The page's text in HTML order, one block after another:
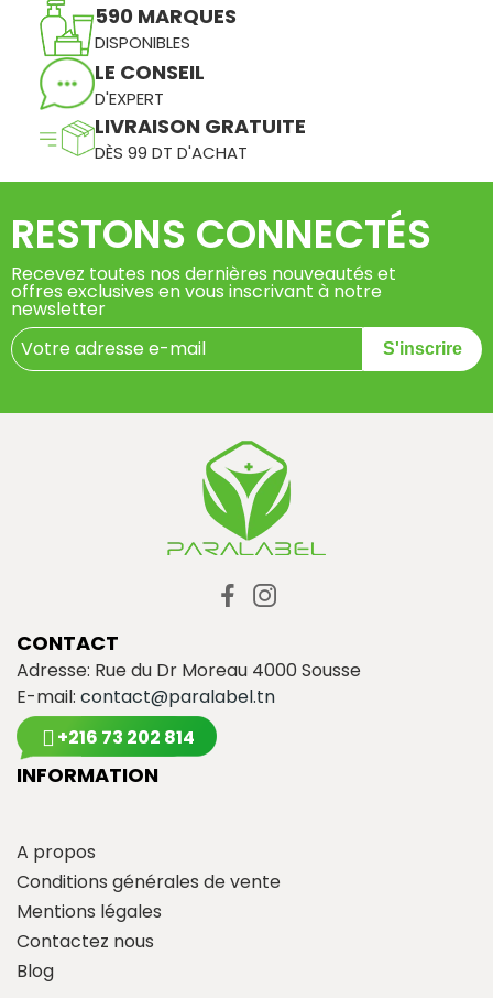
590 MARQUES
DISPONIBLES
LE CONSEIL
D'EXPERT
LIVRAISON GRATUITE
DÈS 99 DT D'ACHAT
RESTONS CONNECTÉS
Recevez toutes nos dernières nouveautés et
offres exclusives en vous inscrivant à notre
newsletter
S'inscrire
CONTACT
Adresse: Rue du Dr Moreau 4000 Sousse
E-mail: contact@paralabel.tn
+216 73 202 814
INFORMATION
A propos
Conditions générales de vente
Mentions légales
Contactez nous
Blog